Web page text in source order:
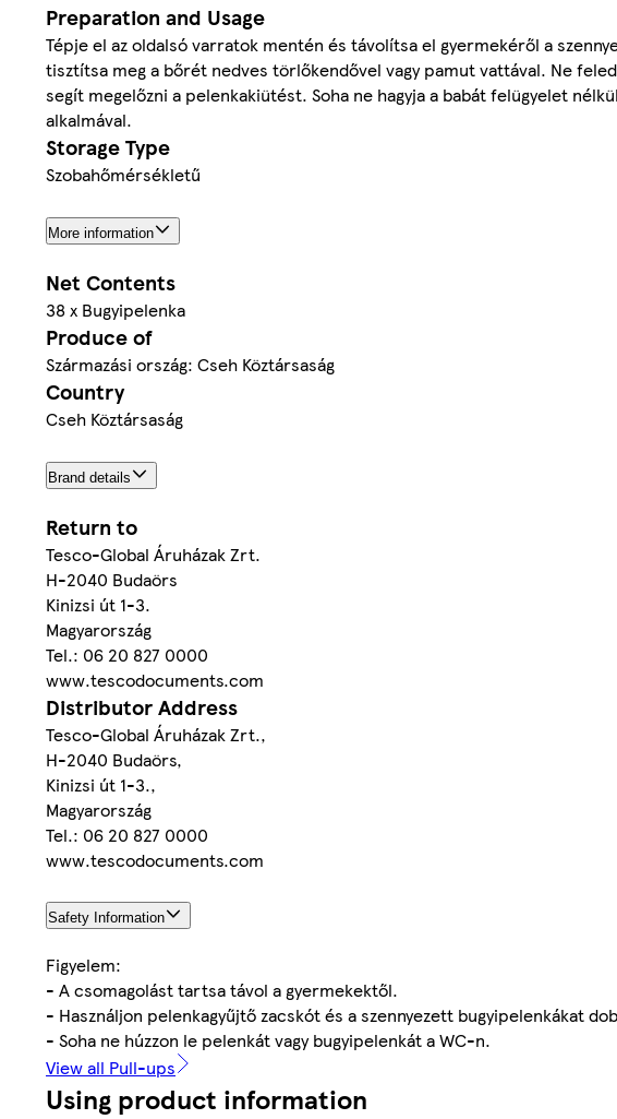
Preparation and Usage
Tépje el az oldalsó varratok mentén és távolítsa el gyermekéről a
tisztítsa meg a bőrét nedves törlőkendővel vagy pamut vattával. Ne
segít megelőzni a pelenkakiütést. Soha ne hagyja a babát felügyelet
alkalmával.
Storage Type
Szobahőmérsékletű
More information
Net Contents
38 x Bugyipelenka
Produce of
Származási ország: Cseh Köztársaság
Country
Cseh Köztársaság
Brand details
Return to
Tesco-Global Áruházak Zrt.
H-2040 Budaörs
Kinizsi út 1-3.
Magyarország
Tel.: 06 20 827 0000
www.tescodocuments.com
Distributor Address
Tesco-Global Áruházak Zrt.,
H-2040 Budaörs,
Kinizsi út 1-3.,
Magyarország
Tel.: 06 20 827 0000
www.tescodocuments.com
Safety Information
Figyelem:
- A csomagolást tartsa távol a gyermekektől.
- Használjon pelenkagyűjtő zacskót és a szennyezett bugyipelenkákat
- Soha ne húzzon le pelenkát vagy bugyipelenkát a WC-n.
View all Pull-ups
Using product information